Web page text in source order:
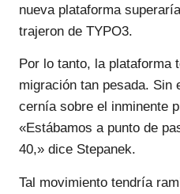
nueva plataforma
trajeron de TYPO3.
Por lo tanto, la plataforma
migración tan pesada. Sin
cernía sobre el inminente
«Estábamos a punto de
40,» dice Stepanek.
Tal movimiento tendría